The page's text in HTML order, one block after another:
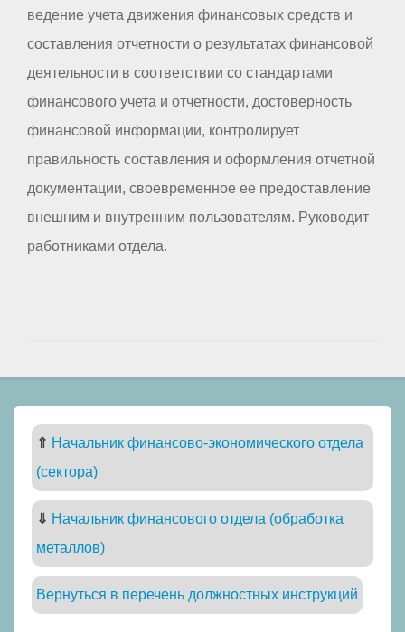
ведение учета движения финансовых средств и
составления отчетности о результатах финансовой
деятельности в соответствии со стандартами
финансового учета и отчетности, достоверность
финансовой информации, контролирует
правильность составления и оформления отчетной
документации, своевременное ее предоставление
внешним и внутренним пользователям. Руководит
работниками отдела.
⇑ Начальник финансово-экономического отдела
(сектора)
⇓ Начальник финансового отдела (обработка
металлов)
Вернуться в перечень должностных инструкций